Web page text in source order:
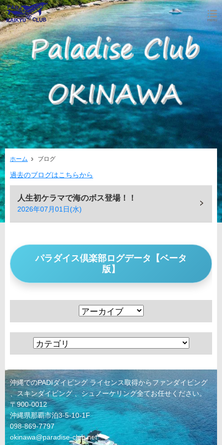
ホーム ブログ
過去のブログはこちらから
人生初ケラマで海のボス登場！！
2026年07月01日(水)
パラダイス倶楽部ログデータ【ベータ
版】
沖縄でのPADIダイビング ライセンス取得からファンダイビング
、スキンダイビング 、シュノーケリング全てお任せください。
〒900-0012
沖縄県那覇市泊3-5-10-1F
098-869-7797
okinawa@paradise-club.net